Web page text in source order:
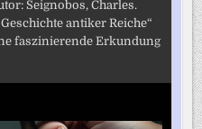
Seignobos, Charles.
antiker Reiche“
faszinierende Erkundung